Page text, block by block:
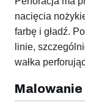
nacięcia
farbę i gładź.
linie,
wałka